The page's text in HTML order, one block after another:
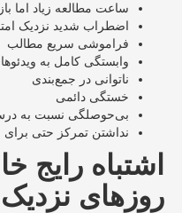
ساعت مطالعه زیاد اما
اضطراب شدید نزدیک
فراموشی سریع مطالب
وابستگی کامل به
ناتوانی در جمع‌بندی
خستگی دائمی
بی‌حوصلگی نسبت به
نداشتن تمرکز حتی برای
اشتباه رایج
روزهای